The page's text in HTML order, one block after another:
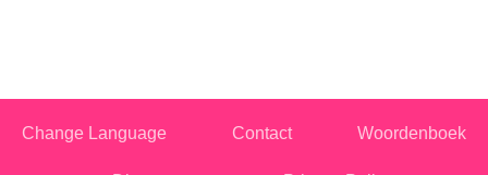
Change Language Contact Woordenboek